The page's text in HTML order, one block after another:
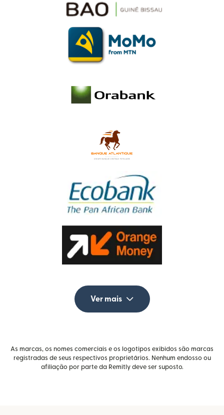
Ver mais
As marcas, os nomes comerciais e os logotipos exibidos são marcas
registradas de seus respectivos proprietários. Nenhum endosso ou
afiliação por parte da Remitly deve ser suposto.